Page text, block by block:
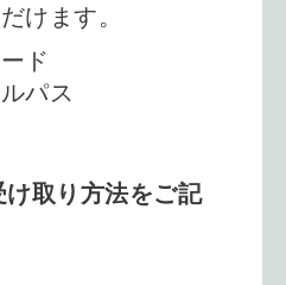
けます。
ド
パス
取り方法をご記